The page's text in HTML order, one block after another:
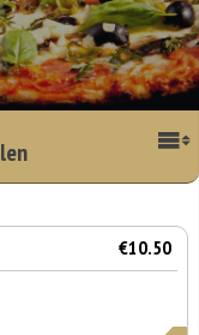
€10.50